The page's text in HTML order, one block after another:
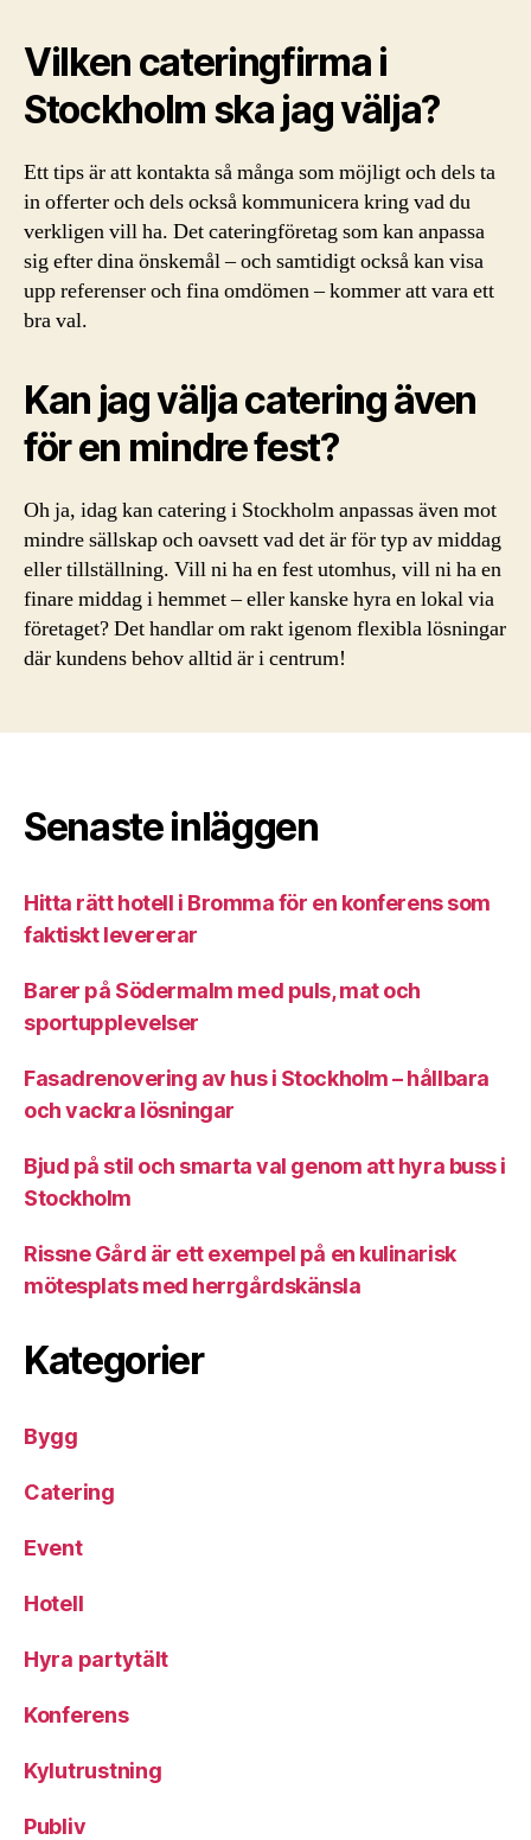
Vilken cateringfirma i
Stockholm ska jag välja?
Ett tips är att kontakta så många som möjligt och dels ta
in offerter och dels också kommunicera kring vad du
verkligen vill ha. Det cateringföretag som kan anpassa
sig efter dina önskemål – och samtidigt också kan visa
upp referenser och fina omdömen – kommer att vara ett
bra val.
Kan jag välja catering även
för en mindre fest?
Oh ja, idag kan catering i Stockholm anpassas även mot
mindre sällskap och oavsett vad det är för typ av middag
eller tillställning. Vill ni ha en fest utomhus, vill ni ha en
finare middag i hemmet – eller kanske hyra en lokal via
företaget? Det handlar om rakt igenom flexibla lösningar
där kundens behov alltid är i centrum!
Senaste inläggen
Hitta rätt hotell i Bromma för en konferens som
faktiskt levererar
Barer på Södermalm med puls, mat och
sportupplevelser
Fasadrenovering av hus i Stockholm – hållbara
och vackra lösningar
Bjud på stil och smarta val genom att hyra buss i
Stockholm
Rissne Gård är ett exempel på en kulinarisk
mötesplats med herrgårdskänsla
Kategorier
Bygg
Catering
Event
Hotell
Hyra partytält
Konferens
Kylutrustning
Publiv